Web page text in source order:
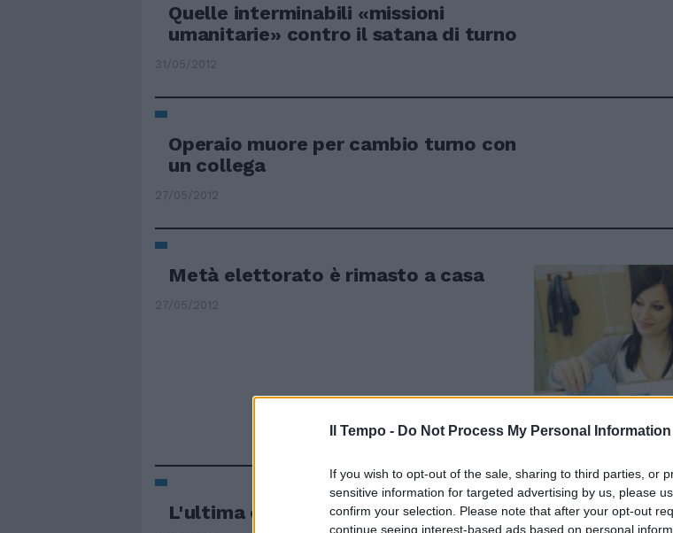
Il Tempo - Do Not Process My Personal Information
If you wish to opt-out of the sale, sharing to third parties, or
sensitive information for targeted advertising by us, please
confirm your selection. Please note that after your opt-out
continue seeing interest-based ads based on personal
Quelle interminabili «missioni
umanitarie» contro il satana di turno
31/05/2012
Operaio muore per cambio turno con
un collega
27/05/2012
Metà elettorato è rimasto a casa
27/05/2012
L'ultima chiamata per i partiti